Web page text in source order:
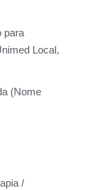
para
Local,
(Nome
/